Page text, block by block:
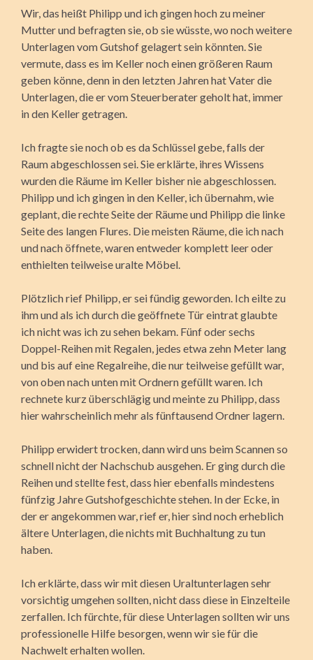
Wir, das heißt Philipp und ich gingen hoch zu meiner
Mutter und befragten sie, ob sie wüsste, wo noch weitere
Unterlagen vom Gutshof gelagert sein könnten. Sie
vermute, dass es im Keller noch einen größeren Raum
geben könne, denn in den letzten Jahren hat Vater die
Unterlagen, die er vom Steuerberater geholt hat, immer
in den Keller getragen.
Ich fragte sie noch ob es da Schlüssel gebe, falls der
Raum abgeschlossen sei. Sie erklärte, ihres Wissens
wurden die Räume im Keller bisher nie abgeschlossen.
Philipp und ich gingen in den Keller, ich übernahm, wie
geplant, die rechte Seite der Räume und Philipp die linke
Seite des langen Flures. Die meisten Räume, die ich nach
und nach öffnete, waren entweder komplett leer oder
enthielten teilweise uralte Möbel.
Plötzlich rief Philipp, er sei fündig geworden. Ich eilte zu
ihm und als ich durch die geöffnete Tür eintrat glaubte
ich nicht was ich zu sehen bekam. Fünf oder sechs
Doppel-Reihen mit Regalen, jedes etwa zehn Meter lang
und bis auf eine Regalreihe, die nur teilweise gefüllt war,
von oben nach unten mit Ordnern gefüllt waren. Ich
rechnete kurz überschlägig und meinte zu Philipp, dass
hier wahrscheinlich mehr als fünftausend Ordner lagern.
Philipp erwidert trocken, dann wird uns beim Scannen so
schnell nicht der Nachschub ausgehen. Er ging durch die
Reihen und stellte fest, dass hier ebenfalls mindestens
fünfzig Jahre Gutshofgeschichte stehen. In der Ecke, in
der er angekommen war, rief er, hier sind noch erheblich
ältere Unterlagen, die nichts mit Buchhaltung zu tun
haben.
Ich erklärte, dass wir mit diesen Uraltunterlagen sehr
vorsichtig umgehen sollten, nicht dass diese in Einzelteile
zerfallen. Ich fürchte, für diese Unterlagen sollten wir uns
professionelle Hilfe besorgen, wenn wir sie für die
Nachwelt erhalten wollen.